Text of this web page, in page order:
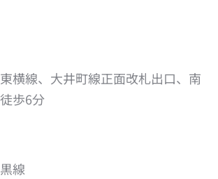
横線、大井町線正面改札出口、南
歩6分
線